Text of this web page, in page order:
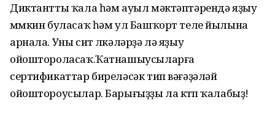
Диктантты ҡала һәм ауыл мәктәптәрендә яҙыу
мөмкин буласаҡ һәм ул Башҡорт теле йылына
арнала. Уны сит өлкәләрҙә лә яҙыу
ойоштороласаҡ.Ҡатнашыусыларға
сертификаттар биреләсәк тип вәғәҙәләй
ойоштороусылар. Барығыҙҙы ла көтөп ҡалабыҙ!